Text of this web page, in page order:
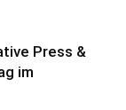
Press &
im